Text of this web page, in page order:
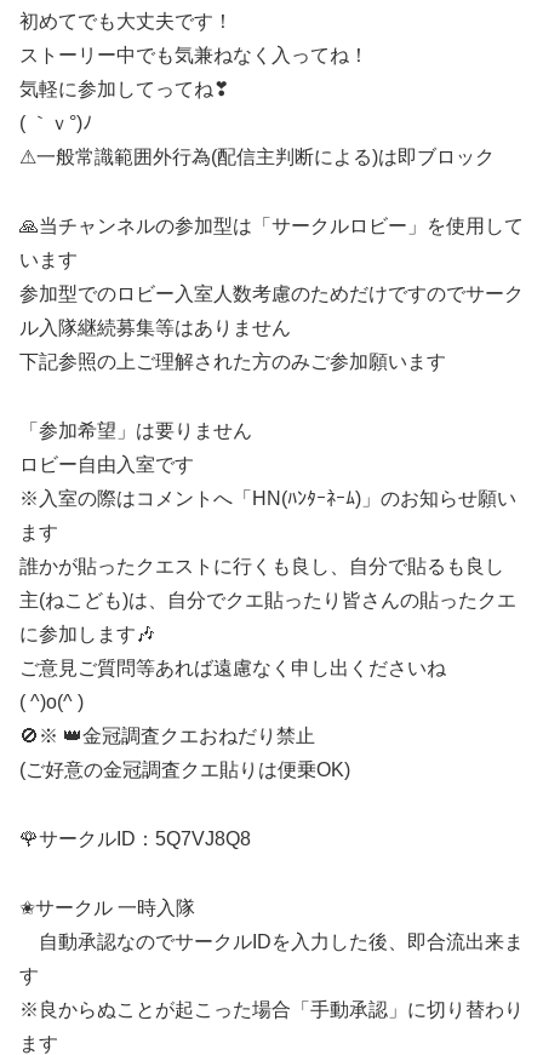
初めてでも大丈夫です！
ストーリー中でも気兼ねなく入ってね！
気軽に参加してってね❣
( ｀ｖ°)ﾉ
⚠一般常識範囲外行為(配信主判断による)は即ブロック
🙏当チャンネルの参加型は「サークルロビー」を使用して
います
参加型でのロビー入室人数考慮のためだけですのでサーク
ル入隊継続募集等はありません
下記参照の上ご理解された方のみご参加願います
「参加希望」は要りません
ロビー自由入室です
※入室の際はコメントへ「HN(ﾊﾝﾀｰﾈｰﾑ)」のお知らせ願い
ます
誰かが貼ったクエストに行くも良し、自分で貼るも良し
主(ねこども)は、自分でクエ貼ったり皆さんの貼ったクエ
に参加します🎶
ご意見ご質問等あれば遠慮なく申し出くださいね
( ^)o(^ )
🚫※ 👑金冠調査クエおねだり禁止
(ご好意の金冠調査クエ貼りは便乗OK)
🌹サークルID：5Q7VJ8Q8
✬サークル 一時入隊
自動承認なのでサークルIDを入力した後、即合流出来ま
す
※良からぬことが起こった場合「手動承認」に切り替わり
ます